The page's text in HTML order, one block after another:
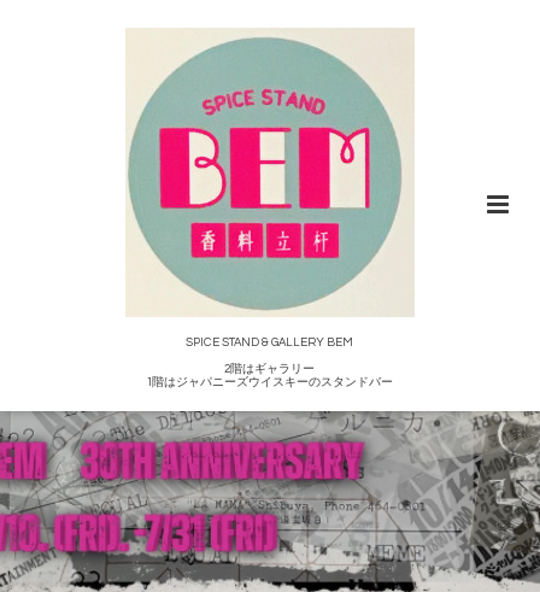
SPICE STAND & GALLERY BEM
2階はギャラリー
1階はジャパニーズウイスキーのスタンドバー